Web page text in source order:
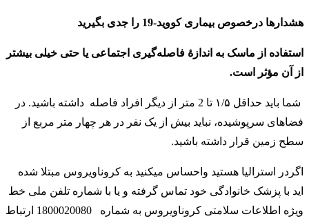
هشدارها درخصوص بیماری کووید-19 را جدی بگیرید
استفاده از ماسک به اندازهٔ فاصله‌گیری اجتماعی یا حتی خیلی بیشتر
از آن مؤثر است.
شما باید حداقل ۱/۵ تا 2 متر از دیگر افراد فاصله داشته باشید. در
فضاهای سرپوشیده، نباید بیش از یک نفر در هر چهار متر مربع از
سطح زمین قرار داشته باشید.
اگردر استرالیا هستید واحساس میکنید به کروناویروس مبتلا شده
اید با پزشک خانوادگی خود تماس گرفته و یا با شماره تلفن ملی خط
ویژه اطلاعات سلامتی کروناویروس به شماره
1800020080 ارتباط